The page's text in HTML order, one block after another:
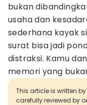
bukan
usaha dan
sederhana kayak
surat bisa jadi
distraksi. Kamu
memori yang
This article is written
carefully reviewed by